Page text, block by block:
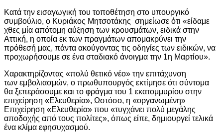
Κατά την εισαγωγική του τοποθέτηση στο υπουργικό
συμβούλιο, ο Κυριάκος Μητσοτάκης σημείωσε ότι «είδαμε
χθες μία απότομη αύξηση των κρουσμάτων, ειδικά στην
Αττική, η οποία εκ των πραγμάτων απομακρύνει την
πρόθεσή μας, πάντα ακούγοντας τις οδηγίες των ειδικών, να
προχωρήσουμε σε ένα σταδιακό άνοιγμα την 1η Μαρτίου».
Χαρακτηρίζοντας «πολύ θετικό νέο» την επιτάχυνση
των εμβολιασμών, ο πρωθυπουργός εκτίμησε ότι σύντομα
θα ξεπεράσουμε και το φράγμα του 1 εκατομμυρίου στην
επιχείρηση «Ελευθερία», Ωστόσο, η «οργανωμένη»
Επιχείρηση «Ελευθερία» που «τυγχάνει πολύ μεγάλης
αποδοχής από τους πολίτες», όπως είπε, δημιουργεί τελικά
ένα κλίμα εφησυχασμού.